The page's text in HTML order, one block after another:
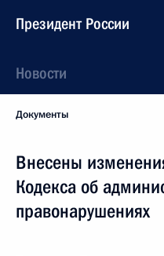
Президент России
Новости
Документы
Внесены
Кодекса об
правонарушениях